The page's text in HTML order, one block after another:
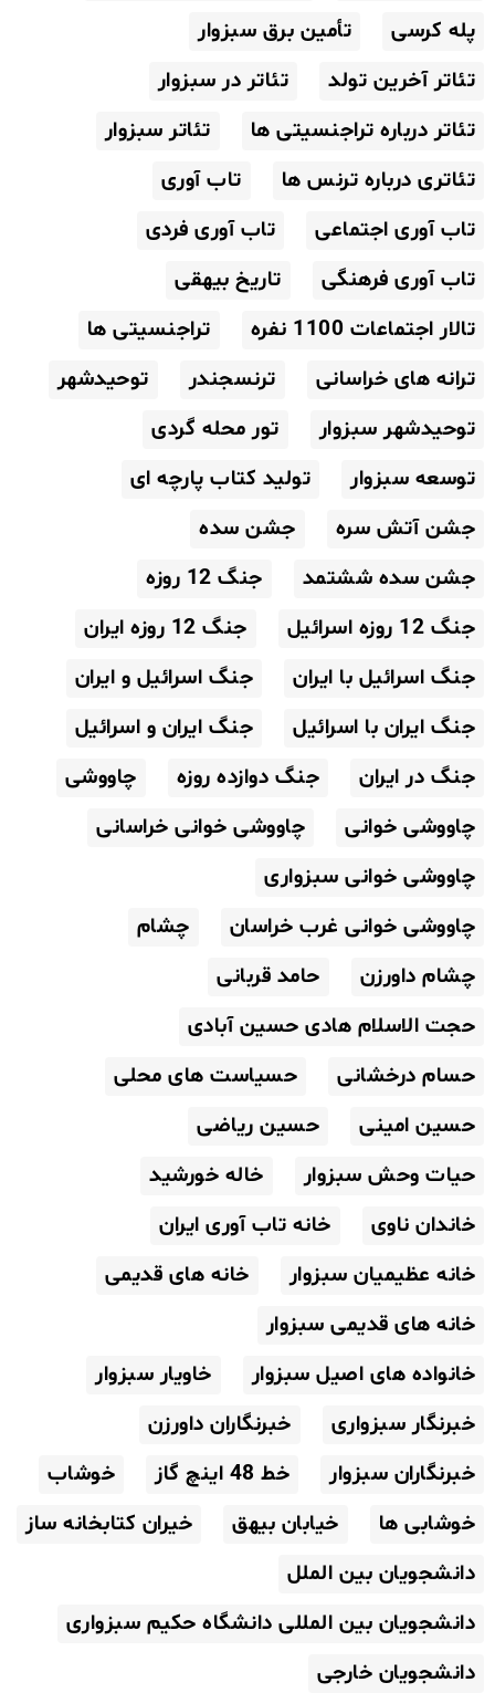
پله کرسی
تأمین برق سبزوار
تئاتر آخرین تولد
تئاتر در سبزوار
تئاتر درباره تراجنسیتی ها
تئاتر سبزوار
تئاتری درباره ترنس ها
تاب آوری
تاب آوری اجتماعی
تاب آوری فردی
تاب آوری فرهنگی
تاریخ بیهقی
تالار اجتماعات 1100 نفره
تراجنسیتی ها
ترانه های خراسانی
ترنسجندر
توحیدشهر
توحیدشهر سبزوار
تور محله گردی
توسعه سبزوار
تولید کتاب پارچه ای
جشن آتش سره
جشن سده
جشن سده ششتمد
جنگ 12 روزه
جنگ 12 روزه اسرائیل
جنگ 12 روزه ایران
جنگ اسرائیل با ایران
جنگ اسرائیل و ایران
جنگ ایران با اسرائیل
جنگ ایران و اسرائیل
جنگ در ایران
جنگ دوازده روزه
چاووشی
چاووشی خوانی
چاووشی خوانی خراسانی
چاووشی خوانی سبزواری
چاووشی خوانی غرب خراسان
چشام
چشام داورزن
حامد قربانی
حجت الاسلام هادی حسین آبادی
حسام درخشانی
حسیاست های محلی
حسین امینی
حسین ریاضی
حیات وحش سبزوار
خاله خورشید
خاندان ناوی
خانه تاب آوری ایران
خانه عظیمیان سبزوار
خانه های قدیمی
خانه های قدیمی سبزوار
خانواده های اصیل سبزوار
خاویار سبزوار
خبرنگار سبزواری
خبرنگاران داورزن
خبرنگاران سبزوار
خط 48 اینچ گاز
خوشاب
خوشابی ها
خیابان بیهق
خیران کتابخانه ساز
دانشجویان بین الملل
دانشجویان بین المللی دانشگاه حکیم سبزواری
دانشجویان خارجی